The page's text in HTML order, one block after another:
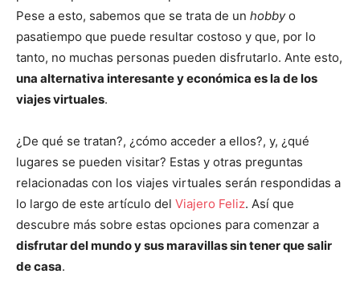
Pese a esto, sabemos que se trata de un hobbyo
pasatiempo que puede resultar costoso y que, por lo
tanto, no muchas personas pueden disfrutarlo. Ante esto,
una alternativa interesante y económica es la de los
viajes virtuales.
¿De qué se tratan?, ¿cómo acceder a ellos?, y, ¿qué
lugares se pueden visitar? Estas y otras preguntas
relacionadas con los viajes virtuales serán respondidas a
lo largo de este artículo del Viajero Feliz. Así que
descubre más sobre estas opciones para comenzar a
disfrutar del mundo y sus maravillas sin tener que salir
de casa.